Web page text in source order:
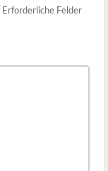
Erforderliche Felder